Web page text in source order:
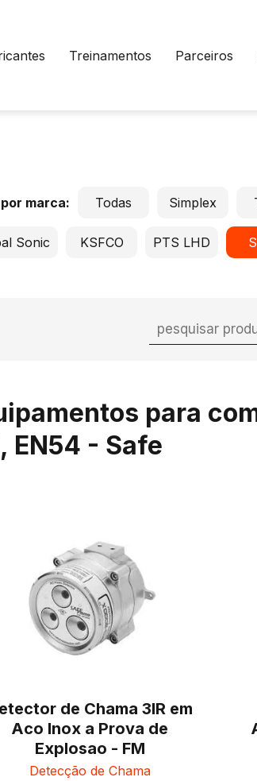
Treinamentos Parceiros
marca: Todas Simplex
Sonic KSFCO PTS LHD
para
EN54 - Safe
de Chama 3IR em
Aco Inox a Prova de
Explosao - FM
Detecção de Chama